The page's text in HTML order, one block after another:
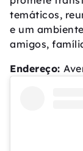
temáticos,
e um
amigos,
Endereço: